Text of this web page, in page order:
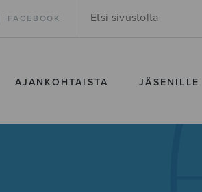
FACEBOOK
AJANKOHTAISTA JÄSENILLE